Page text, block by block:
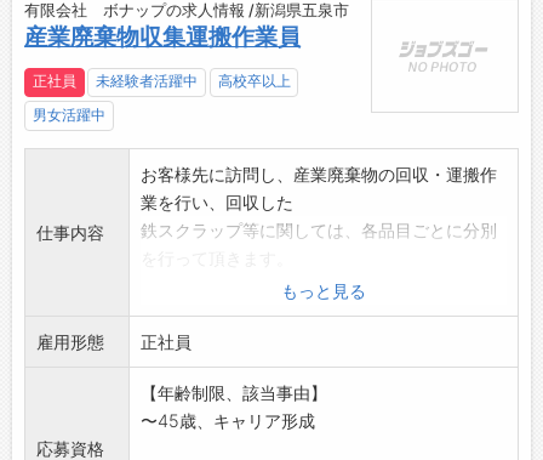
くれます。
気軽に話せることも多く、プライベートでもお
酒を飲みに行ったり、兄弟のような関係で頼り
になります。
配属になる前に整備の基礎を学べたり、日産資
格試験前は会社が研修を行ってくれて苦手な分
野も講師の方から学ぶことができたりします。
楽しく、不安を抱えることがなく、仕事ができ
■テクニカルスタッフ（2019年入社）
故障車を持ち込まれるお客様は不安を抱えてい
ることが多く、不安を解消できるのは自動車整
車の不具合内容をしっかり聞き、短時間で修理
が完了するよう心掛けています。
有限会社 ボナップの求人情報 /新潟県五泉市
産業廃棄物収集運搬作業員
正社員 未経験者活躍中
高校卒以上
男女活躍中
仕事内容
お客様先に訪問し、産業廃棄物の回収・運搬作
業を行い、回収した
鉄スクラップ等に関しては、各品目ごとに分別
□未経験の方でも大丈夫です。
□出来るところからスタートして頂き、徐々に
仕事を覚えて頂きま
す。
□資格取得支援もあります。(会社一部負担)
変更範囲:変更なし
もっと見る
雇用形態 正社員
応募資格
【年齢制限、該当事由】
〜45歳、キャリア形成